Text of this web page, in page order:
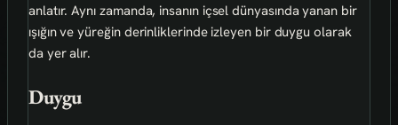
anlatır. Aynı zamanda, insanın içsel dünyasında yanan bir
ışığın ve yüreğin derinliklerinde izleyen bir duygu olarak
da yer alır.
Duygu